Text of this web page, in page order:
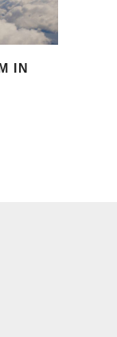
IN